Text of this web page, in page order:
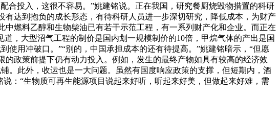
合投入，这很不容易。”姚建铭说。正在我国，研究餐厨烧毁物措置的科研
达到抱负的成长形态，有待科研人员进一步深切研究，降低成本，为财产
燃料乙醇和生物柴油已有若干示范工程，有一系列财产化和企业。而正在
，大型沼气工程的制价是国内划一规模制价的10倍，甲烷气体的产出是国
用冲破口。”“别的，中国承担成本的还有待提高。”姚建铭暗示，“但愿
政策前提下仍有动力投入。例如，发生的最终产物如具有较高的经济效
。此外，收运也是一大问题。虽然有国度响应政策的支撑，但短期内，酒
：“生物质可再生能源项目说起来好听，听起来好美，但做起来好难，需